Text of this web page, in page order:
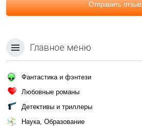
Отправить отзыв
Главное меню
Фантастика и фэнтези
Любовные романы
Детективы и триллеры
Наука, Образование